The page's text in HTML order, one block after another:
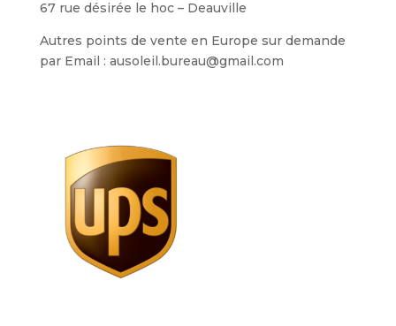
67 rue désirée le hoc – Deauville
Autres points de vente en Europe sur demande
par Email : ausoleil.bureau@gmail.com